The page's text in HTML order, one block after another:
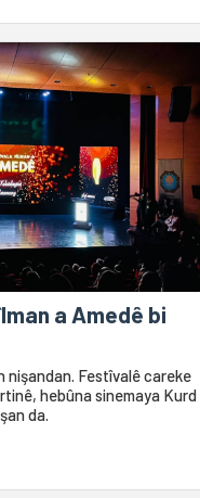
a Amedê bi
nişandan. Festîvalê careke
hebûna sinemaya Kurd
da.